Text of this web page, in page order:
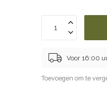
Voor 16:00
Toevoegen om te